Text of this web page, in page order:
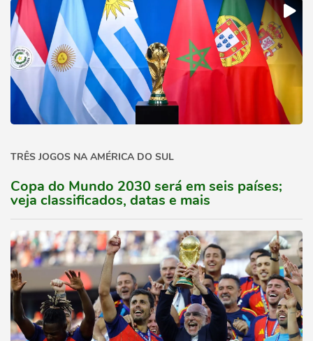
TRÊS JOGOS NA AMÉRICA DO SUL
Copa do Mundo 2030 será em seis países;
veja classificados, datas e mais